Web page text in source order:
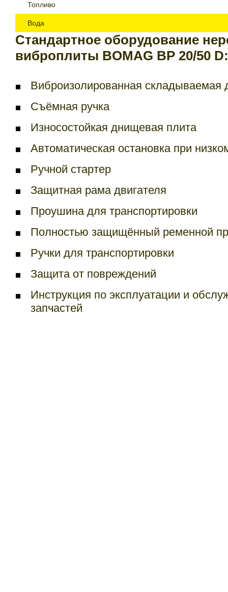
Топливо
Вода
Стандартное оборудование
виброплиты BOMAG ВР 20/50 D:
Виброизолированная складываемая
Съёмная ручка
Износостойкая днищевая плита
Автоматическая остановка при
Ручной стартер
Защитная рама двигателя
Проушина для транспортировки
Полностью защищённый ременной
Ручки для транспортировки
Защита от повреждений
Инструкция по эксплуатации и
запчастей